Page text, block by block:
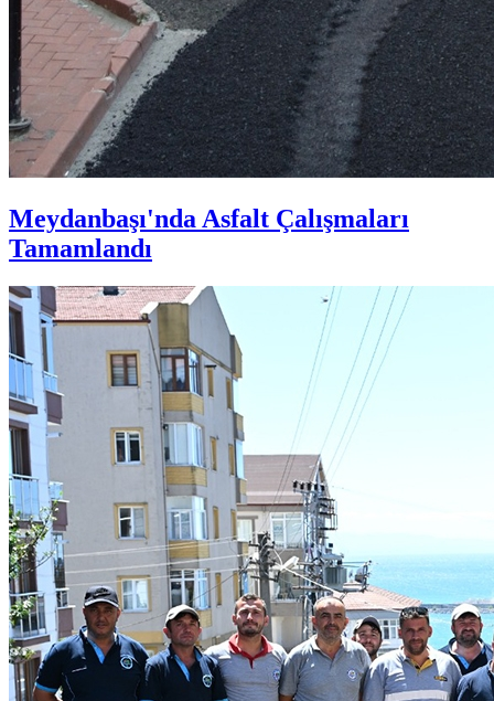
Meydanbaşı'nda Asfalt Çalışmaları
Tamamlandı